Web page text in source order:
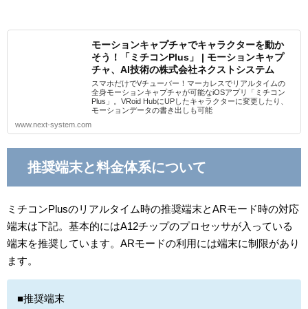
モーションキャプチャでキャラクターを動か
そう！「ミチコンPlus」 | モーションキャプ
チャ、AI技術の株式会社ネクストシステム
スマホだけでVチューバー！マーカレスでリアルタイムの
全身モーションキャプチャが可能なiOSアプリ「ミチコン
Plus」。VRoid HubにUPしたキャラクターに変更したり、
モーションデータの書き出しも可能
www.next-system.com
推奨端末と料金体系について
ミチコンPlusのリアルタイム時の推奨端末とARモード時の対応
端末は下記。基本的にはA12チップのプロセッサが入っている
端末を推奨しています。ARモードの利用には端末に制限があり
ます。
■推奨端末